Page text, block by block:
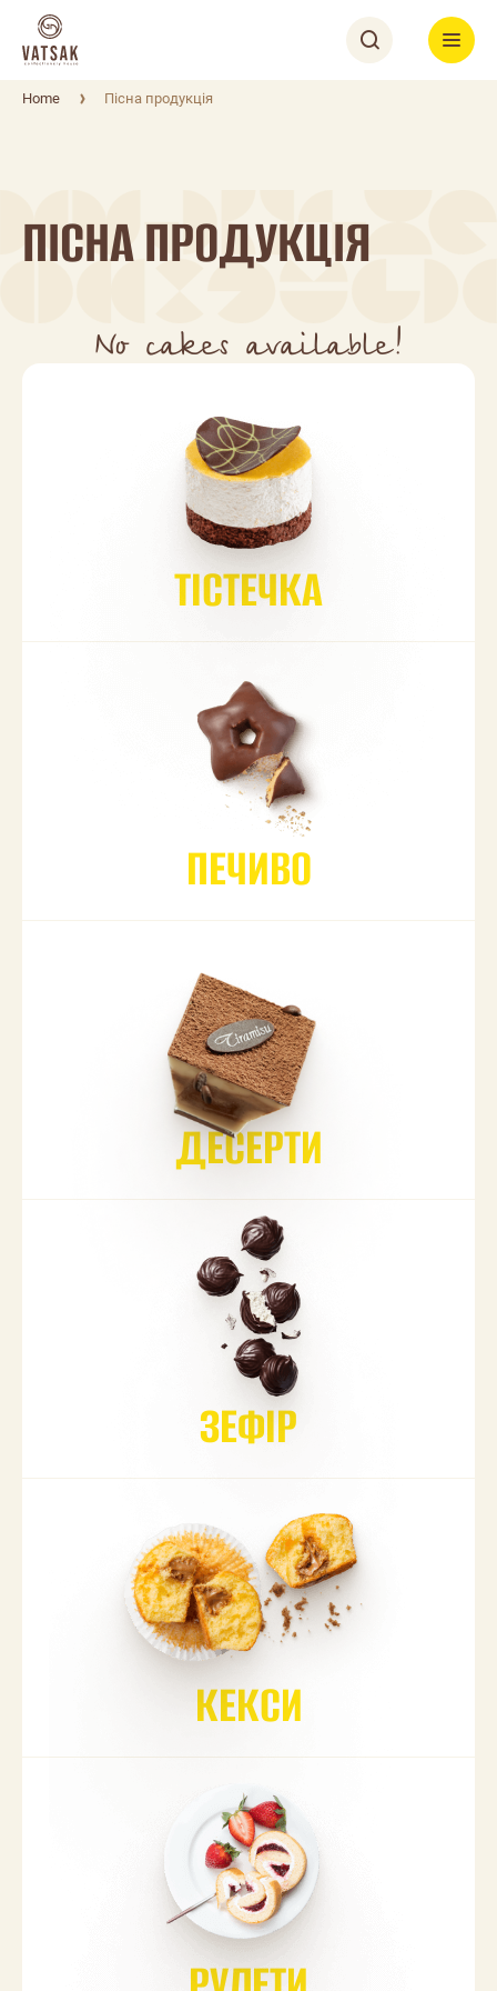
Home Пісна продукція
ПІСНА ПРОДУКЦІЯ
No cakes available!
ТІСТЕЧКА
ПЕЧИВО
ДЕСЕРТИ
ЗЕФІР
КЕКСИ